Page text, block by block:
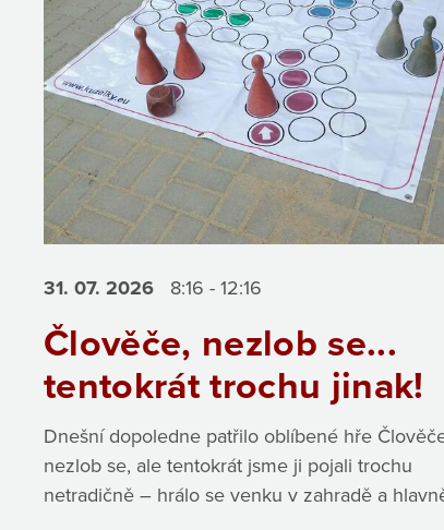
31. 07. 2026 8:16 - 12:16
Člověče, nezlob se...
tentokrát trochu jinak!
Dnešní dopoledne patřilo oblíbené hře
nezlob se, ale tentokrát jsme ji pojali trochu
netradičně – hrálo se venku v zahradě a